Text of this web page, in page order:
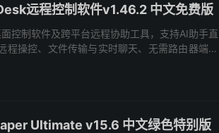
远程控制软件v1.46.2 中文免费版
控制软件及跨平台远程协助工具，支持AI助手直
程操控、文件传输与实时聊天、无需路由器端口
Ultimate v15.6 中文绿色特别版